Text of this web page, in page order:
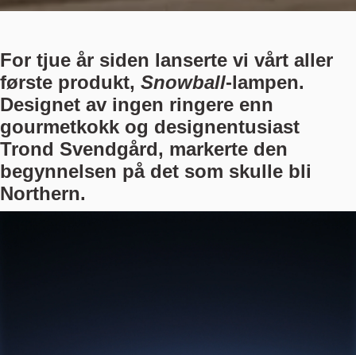
For tjue år siden lanserte vi vårt aller
første produkt, Snowball-lampen.
Designet av ingen ringere enn
gourmetkokk og designentusiast
Trond Svendgård, markerte den
begynnelsen på det som skulle bli
Northern.